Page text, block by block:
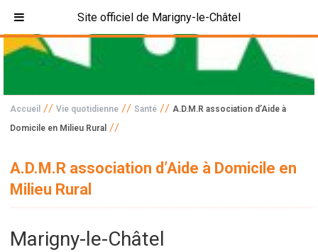
Accueil// Vie quotidienne// Santé// A.D.M.R association d’Aide à
Domicile en Milieu Rural//
A.D.M.R association d’Aide à Domicile en
Milieu Rural
Marigny-le-Châtel
Site officiel de Marigny-le-Châtel